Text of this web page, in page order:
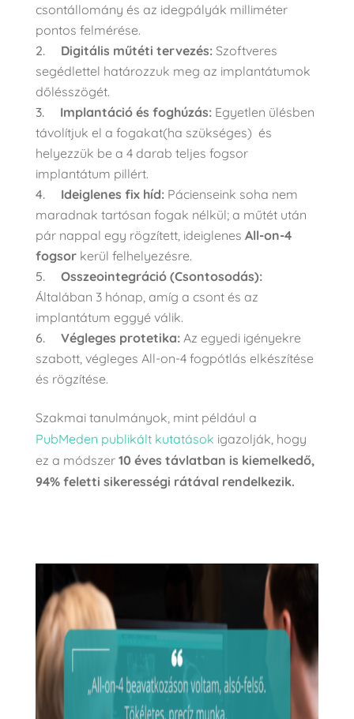
csontállomány és az idegpályák milliméter
pontos felmérése.
Digitális műtéti tervezés:Szoftveres
segédlettel határozzuk meg az implantátumok
dőlésszögét.
Implantáció és foghúzás:Egyetlen ülésben
távolítjuk el a fogakat(ha szükséges) és
helyezzük be a 4 darab teljes fogsor
implantátum pillért.
Ideiglenes fix híd:Pácienseink soha nem
maradnak tartósan fogak nélkül; a műtét után
pár nappal egy rögzített, ideiglenes All-on-4
fogsor kerül felhelyezésre.
Osszeointegráció (Csontosodás):
Általában 3 hónap, amíg a csont és az
implantátum eggyé válik.
Végleges protetika:Az egyedi igényekre
szabott, végleges All-on-4 fogpótlás elkészítése
és rögzítése.
Szakmai tanulmányok, mint például a
PubMeden publikált kutatások igazolják, hogy
ez a módszer 10 éves távlatban is kiemelkedő,
94% feletti sikerességi rátával rendelkezik.